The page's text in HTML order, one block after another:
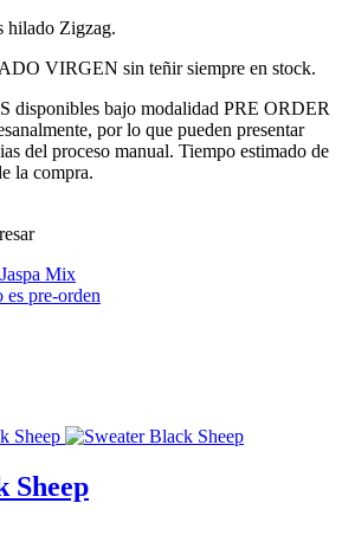
hilado Zigzag.
VIRGEN sin teñir siempre en stock.
disponibles bajo modalidad PRE ORDER
por lo que pueden presentar
del proceso manual. Tiempo estimado de
la compra.
Sheep